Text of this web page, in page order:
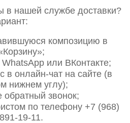
в нашей службе доставки?
композицию в
или ВКонтакте;
в онлайн-чат на сайте (в
нижнем углу);
обратный звонок;
по телефону +7 (968)
891-19-11.